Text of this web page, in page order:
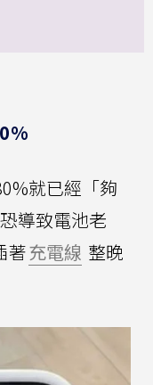
就已經「夠
導致電池老
著充電線 整晚